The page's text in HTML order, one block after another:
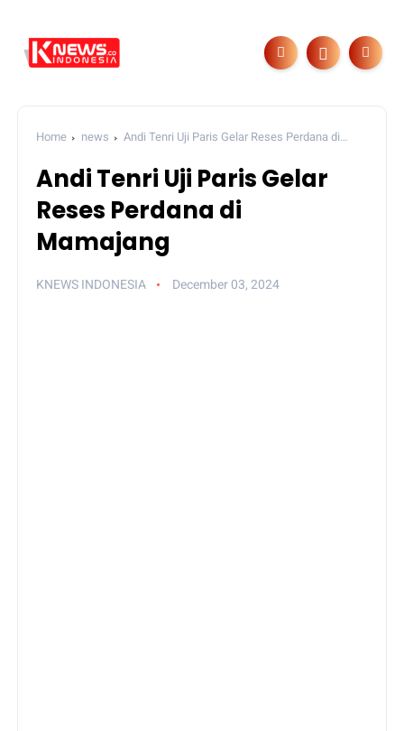
Home news
Andi Tenri Uji Paris Gelar Reses Perdana di
Andi Tenri Uji Paris Gelar
Reses Perdana di
Mamajang
KNEWS INDONESIA December 03, 2024